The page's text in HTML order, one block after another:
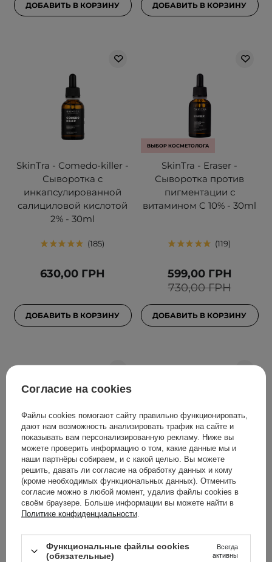
ДОБАВИТЬ В КОРЗИНУ ДОБАВИТЬ В КОРЗИНУ
SkinTra - Comedo-killer -
Сыворотка с
инкапсулированной
салициловой кислотой
2% - 30ml
185
630,00 ГРН
ДОБАВИТЬ В КОРЗИНУ
ВЫБОР КОСМЕТОЛОГА
SkinTra - Eraser -
Сыворотка против
пигментации с
витамином C 10% - 30ml
119
730,00 ГРН
599,00 ГРН
ДОБАВИТЬ В КОРЗИНУ
The Ordinary - Volufiline
92% + Pal-Isoleucine 1% -
Укрепляющая
сыворотка - 15ml
2
The Ordinary - Argireline
Solution 10% - Легкая
сыворотка с 10%
725
Согласие на cookies
Файлы cookies помогают сайту правильно функционировать,
дают нам возможность анализировать трафик на сайте и
показывать вам персонализированную рекламу. Ниже вы
можете проверить информацию о том, какие данные мы и
наши партнёры собираем, и с какой целью. Вы можете
решить, давать ли согласие на обработку данных и кому
(кроме необходимых функциональных данных). Отменить
согласие можно в любой момент, удалив файлы cookies в
своём браузере. Больше информации вы можете найти в
Политике конфиденциальности
Функциональные файлы cookies
(обязательные)
Всегда
активны